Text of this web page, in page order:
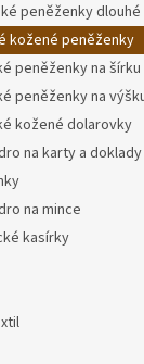
peněženky dlouhé
kožené peněženky
peněženky na šírku
peněženky na
kožené dolarovky
na karty a doklady
na mince
kasírky